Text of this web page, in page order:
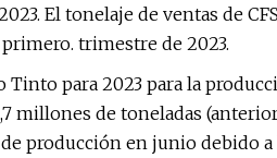
El tonelaje de ventas de
trimestre de 2023.
Tinto para 2023 para la
millones de toneladas
producción en junio debido